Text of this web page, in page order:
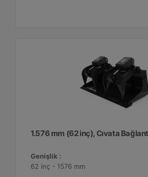
1.576 mm (62 inç), Cıvata
Genişlik :
62 inç - 1576 mm